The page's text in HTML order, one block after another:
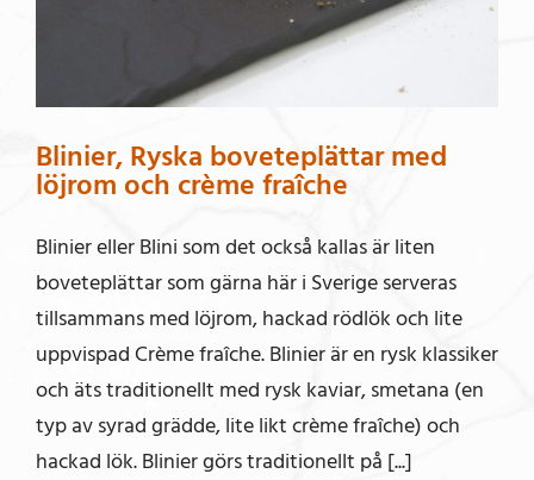
Blinier, Ryska boveteplättar med
löjrom och crème fraîche
Blinier eller Blini som det också kallas är liten
boveteplättar som gärna här i Sverige serveras
tillsammans med löjrom, hackad rödlök och lite
uppvispad Crème fraîche. Blinier är en rysk klassiker
och äts traditionellt med rysk kaviar, smetana (en
typ av syrad grädde, lite likt crème fraîche) och
hackad lök. Blinier görs traditionellt på [...]